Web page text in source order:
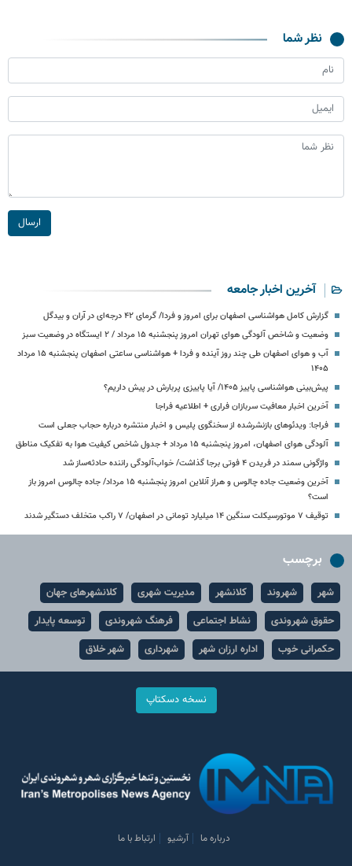
نظر شما
ارسال
آخرین اخبار جامعه
گزارش کامل هواشناسی اصفهان برای امروز و فردا/ گرمای ۴۲ درجه‌ای در آران و بیدگل
وضعیت و شاخص آلودگی هوای تهران امروز پنجشنبه ۱۵ مرداد / ۲ ایستگاه در وضعیت سبز
آب و هوای اصفهان طی چند روز آینده و فردا + هواشناسی ساعتی اصفهان پنجشنبه ۱۵ مرداد
۱۴۰۵
پیش‌بینی هواشناسی پاییز ۱۴۰۵/ آیا پاییزی پربارش در پیش داریم؟
آخرین اخبار معافیت سربازان فراری + اطلاعیه فراجا
فراجا: ویدئوهای بازنشرشده از سخنگوی پلیس و اخبار منتشره درباره حجاب جعلی است
آلودگی هوای اصفهان، امروز پنجشنبه ۱۵ مرداد + جدول شاخص کیفیت هوا به تفکیک مناطق
واژگونی سمند در فریدن ۴ فوتی برجا گذاشت/ خواب‌آلودگی راننده حادثه‌ساز شد
آخرین وضعیت جاده چالوس و هراز آنلاین امروز پنجشنبه ۱۵ مرداد/ جاده چالوس امروز باز
است؟
توقیف ۷ موتورسیکلت سنگین ۱۴ میلیارد تومانی در اصفهان/ ۷ راکب متخلف دستگیر شدند
برچسب
شهر شهروند کلانشهر مدیریت شهری
کلانشهرهای جهان
حقوق شهروندی
نشاط اجتماعی فرهنگ شهروندی
توسعه پایدار
حکمرانی خوب
اداره ارزان شهر شهرداری شهر خلاق
نسخه دسکتاپ
درباره ما آرشیو ارتباط با ما